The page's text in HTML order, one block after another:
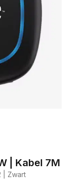
| Kabel 7M
| Zwart